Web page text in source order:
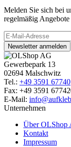
Melden Sie sich bei
regelmäßig
Newsletter anmelden
Gewerbepark 13
02694 Malschwitz
Tel.: +49 3591 67740
Fax: +49 3591
E-Mail:
Unternehmen
Über OLShop
Kontakt
Impressum